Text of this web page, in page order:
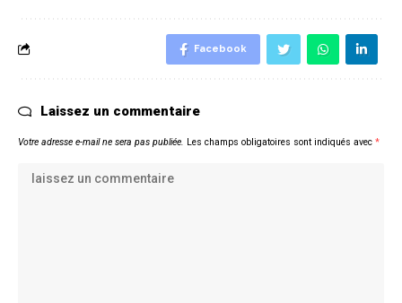
Facebook
Laissez un commentaire
Votre adresse e-mail ne sera pas publiée. Les champs obligatoires sont indiqués avec *